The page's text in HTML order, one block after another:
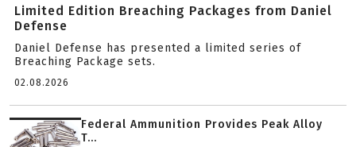
Limited Edition Breaching Packages from Daniel
Defense
Daniel Defense has presented a limited series of
Breaching Package sets.
02.08.2026
Federal Ammunition Provides Peak Alloy
T...